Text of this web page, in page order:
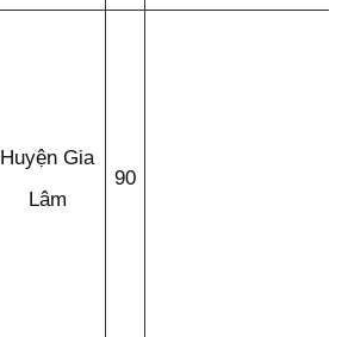
Huyện Gia
Lâm
90